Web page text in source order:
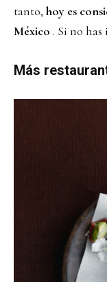
tanto, hoy es
México . Si no
Más